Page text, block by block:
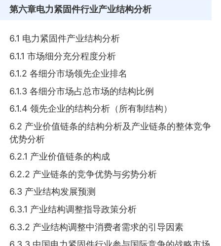
第六章电力紧固件行业产业结构分析
6.1 电力紧固件产业结构分析
6.1.1 市场细分充分程度分析
6.1.2 各细分市场领先企业排名
6.1.3 各细分市场占总市场的结构比例
6.1.4 领先企业的结构分析（所有制结构）
6.2 产业价值链条的结构分析及产业链条的整体竞争
优势分析
6.2.1 产业价值链条的构成
6.2.2 产业链条的竞争优势与劣势分析
6.3 产业结构发展预测
6.3.1 产业结构调整指导政策分析
6.3.2 产业结构调整中消费者需求的引导因素